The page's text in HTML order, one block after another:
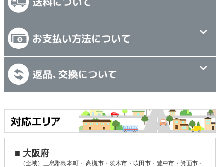
■ 大阪府
（全域）三島郡島本町・ 高槻市・茨木市・吹田市・豊中市・箕面市・